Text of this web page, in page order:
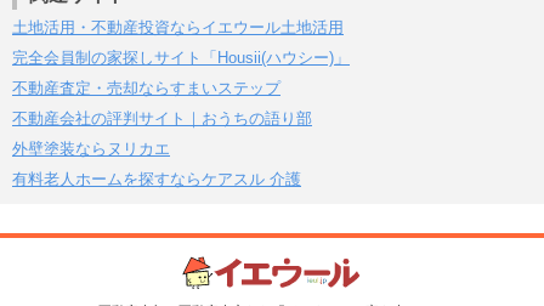
土地活用・不動産投資ならイエウール土地活用
完全会員制の家探しサイト「Housii(ハウシー)」
不動産査定・売却ならすまいステップ
不動産会社の評判サイト｜おうちの語り部
外壁塗装ならヌリカエ
有料老人ホームを探すならケアスル 介護